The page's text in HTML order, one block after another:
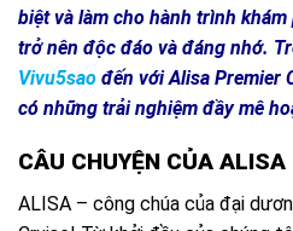
biệt và làm cho hành trình khám
trở nên độc đáo và đáng nhớ.
Vivu5sao đến với Alisa Premier
có những trải nghiệm đầy mê
CÂU CHUYỆN CỦA ALISA
ALISA – công chúa của đại